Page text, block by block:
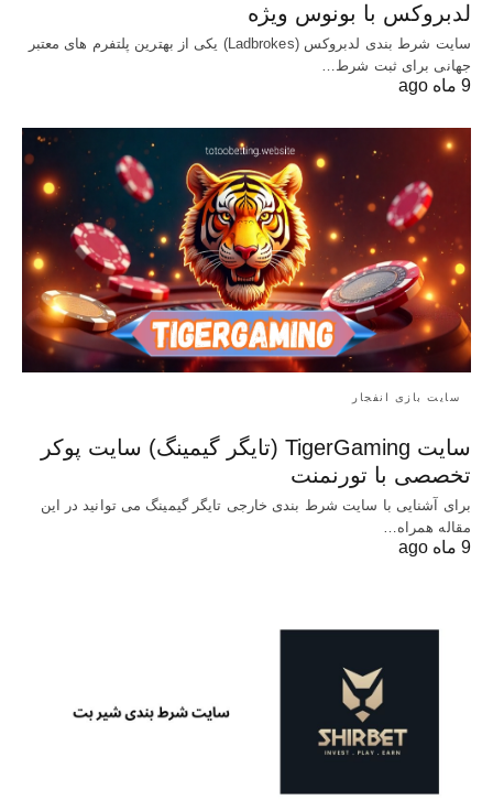
لدبروکس با بونوس ویژه
سایت شرط بندی لدبروکس (Ladbrokes) یکی از بهترین پلتفرم های معتبر
جهانی برای ثبت شرط…
9 ماه ago
سایت بازی انفجار
سایت TigerGaming (تایگر گیمینگ) سایت پوکر
تخصصی با تورنمنت
برای آشنایی با سایت شرط بندی خارجی تایگر گیمینگ می توانید در این
مقاله همراه…
9 ماه ago